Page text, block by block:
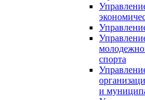
спорта
и